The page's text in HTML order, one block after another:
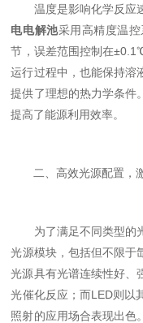
温度是影响化学反应速
电电解池采用高精度温
节，误差范围控制在
运行过程中，也能保持溶
提供了理想的热力学条件
提高了能源利用效率。
二、高效光源配置，
为了满足不同类型的光
光源模块，包括但不限于
光源具有光谱连续性好、
光催化反应；而LED则以
照射的应用场合表现出色